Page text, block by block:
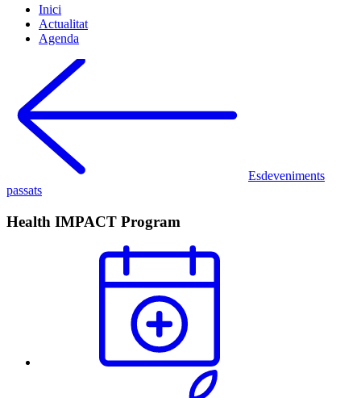
Inici
Actualitat
Agenda
Esdeveniments
passats
Health IMPACT Program